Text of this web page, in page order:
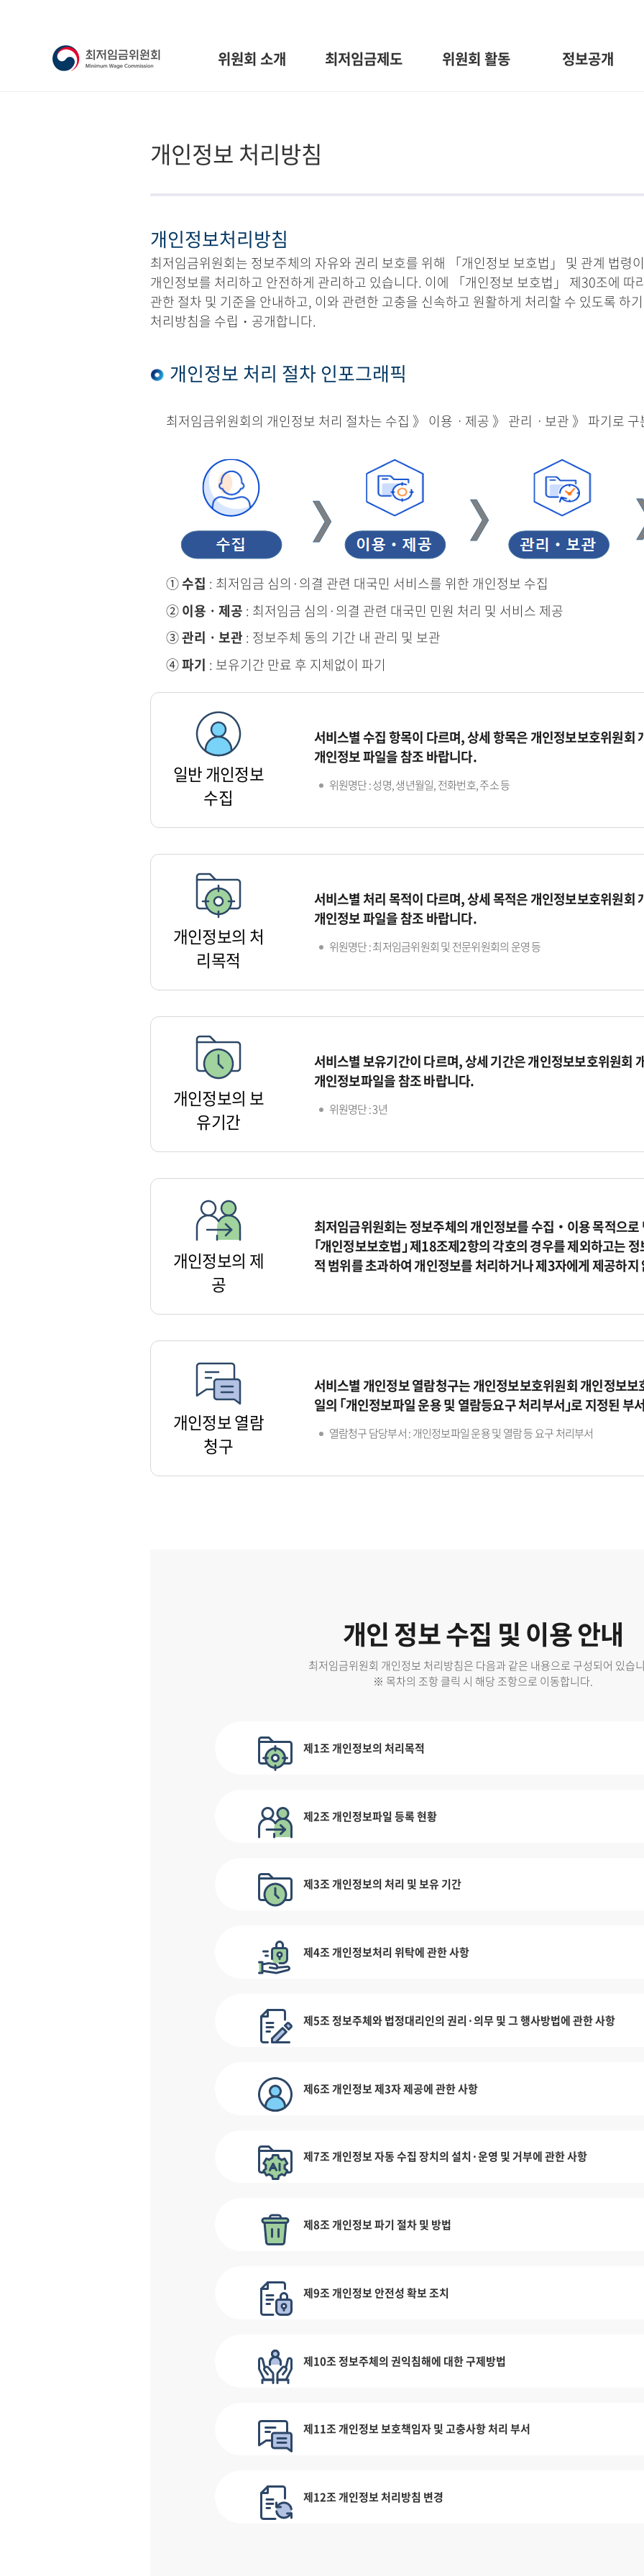
위원회 소개 최저임금제도 위원회 활동 정보공개
개인정보 처리방침
개인정보처리방침
최저임금위원회는 정보주체의 자유와 권리 보호를 위해 「개인정보 보호법」 및 관계 법령
개인정보를 처리하고 안전하게 관리하고 있습니다. 이에 「개인정보 보호법」 제30조에 따
관한 절차 및 기준을 안내하고, 이와 관련한 고충을 신속하고 원활하게 처리할 수 있도록 하
처리방침을 수립・공개합니다.
개인정보 처리 절차 인포그래픽
최저임금위원회의 개인정보 처리 절차는 수집 》 이용ㆍ제공 》 관리ㆍ보관 》 파기로
①수집 : 최저임금 심의·의결 관련 대국민 서비스를 위한 개인정보 수집
② 이용ㆍ제공 : 최저임금 심의·의결 관련 대국민 민원 처리 및 서비스 제공
③관리ㆍ보관 : 정보주체 동의 기간 내 관리 및 보관
④파기 : 보유기간 만료 후 지체없이 파기
일반 개인정보
수집
서비스별 수집 항목이 다르며, 상세 항목은 개인정보보호위원회
개인정보 파일을 참조 바랍니다.
위원명단 : 성명, 생년월일, 전화번호, 주소 등
개인정보의 처
리목적
서비스별 처리 목적이 다르며, 상세 목적은 개인정보보호위원회
개인정보 파일을 참조 바랍니다.
위원명단 : 최저임금위원회 및 전문위원회의 운영 등
개인정보의 보
유기간
서비스별 보유기간이 다르며, 상세 기간은 개인정보보호위원회
개인정보파일을 참조 바랍니다.
위원명단 : 3년
개인정보의 제
공
최저임금위원회는 정보주체의 개인정보를 수집‧이용 목적으로
｢개인정보보호법｣ 제18조제2항의 각호의 경우를 제외하고는
적 범위를 초과하여 개인정보를 처리하거나 제3자에게 제공하지
개인정보 열람
청구
서비스별 개인정보 열람청구는 개인정보보호위원회 개인정보
일의 ｢개인정보파일 운용 및 열람등요구 처리부서｣로 지정된 부
열람청구 담당부서 : 개인정보파일 운용 및 열람 등 요구 처리부서
개인 정보 수집 및 이용 안내
최저임금위원회 개인정보 처리방침은 다음과 같은 내용으로 구성되어 있습
※ 목차의 조항 클릭 시 해당 조항으로 이동합니다.
제1조 개인정보의 처리목적
제2조 개인정보파일 등록 현황
제3조 개인정보의 처리 및 보유 기간
제4조 개인정보처리 위탁에 관한 사항
제5조 정보주체와 법정대리인의 권리·의무 및 그 행사방법에 관한 사항
제6조 개인정보 제3자 제공에 관한 사항
제7조 개인정보 자동 수집 장치의 설치·운영 및 거부에 관한 사항
제8조 개인정보 파기 절차 및 방법
제9조 개인정보 안전성 확보 조치
제10조 정보주체의 권익침해에 대한 구제방법
제11조 개인정보 보호책임자 및 고충사항 처리 부서
제12조 개인정보 처리방침 변경